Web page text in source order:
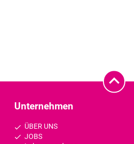
Unternehmen
ÜBER UNS
JOBS